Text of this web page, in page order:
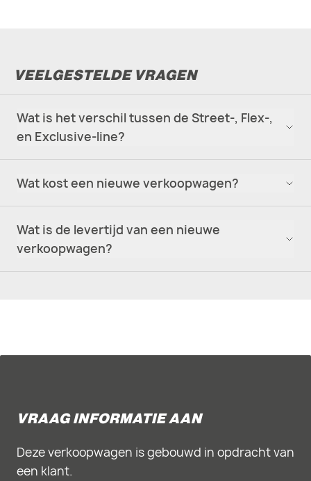
VEELGESTELDE VRAGEN
Wat is het verschil tussen de Street-, Flex-,
en Exclusive-line?
Wat kost een nieuwe verkoopwagen?
Wat is de levertijd van een nieuwe
verkoopwagen?
VRAAG INFORMATIE AAN
Deze verkoopwagen is gebouwd in opdracht van
een klant.